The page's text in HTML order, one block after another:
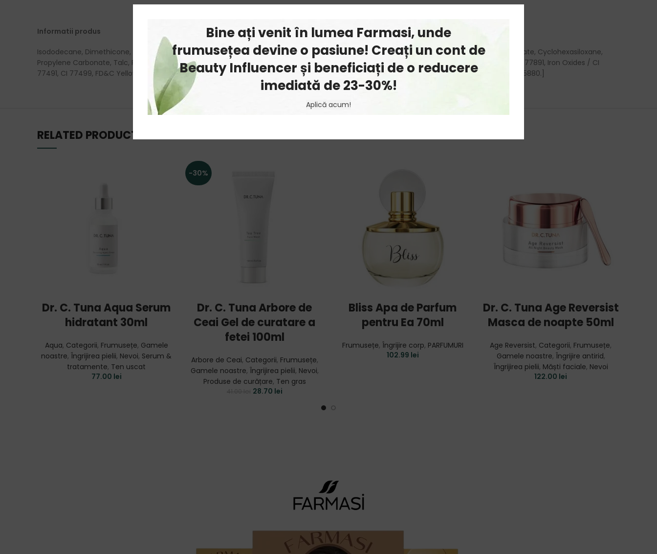
Bine ați venit în lumea Farmasi, unde
frumusețea devine o pasiune! Creați un cont de
Beauty Influencer și beneficiați de o reducere
imediată de 23-30%!
Aplică acum!
Informatii produs
Isododecane, Dimethicone, Trimethylsiloxysilicate, Beeswax, Disteardimonium Hectorite, Cyclopentasiloxane, Aluminum Starch Octenylsuccinate, Cyclohexasiloxane,
Propylene Carbonate, Talc, Phenoxyethanol, Flavour / Aroma, Ethylhexylglycerin, Benzyl Benzoate, BHT. [+/- May Contain: Titanium Dioxide / CI 77891, Iron Oxides / CI
77491, CI 77499, FD&C Yellow No.5 / CI 19140, D&C Red. No.7 / CI 15850, D&C Red No.6 / CI 15850, FD&C Blue No.1 / CI 42090, D&C Red No.34 / CI 15880.]
RELATED PRODUCTS
Dr. C. Tuna Aqua Serum
hidratant 30ml
Aqua, Categorii, Frumusețe, Gamele
noastre, Îngrijirea pielii, Nevoi, Serum &
tratamente, Ten uscat
77.00 lei
-30%
Dr. C. Tuna Arbore de
Ceai Gel de curatare a
fetei 100ml
Arbore de Ceai, Categorii, Frumusețe,
Gamele noastre, Îngrijirea pielii, Nevoi,
Produse de curățare, Ten gras
28.70 lei
Bliss Apa de Parfum
pentru Ea 70ml
Frumusețe, Îngrijire corp, PARFUMURI
102.99 lei
Dr. C. Tuna Age Reversist
Masca de noapte 50ml
Age Reversist, Categorii, Frumusețe,
Gamele noastre, Îngrijire antirid,
Îngrijirea pielii, Măști faciale, Nevoi
122.00 lei